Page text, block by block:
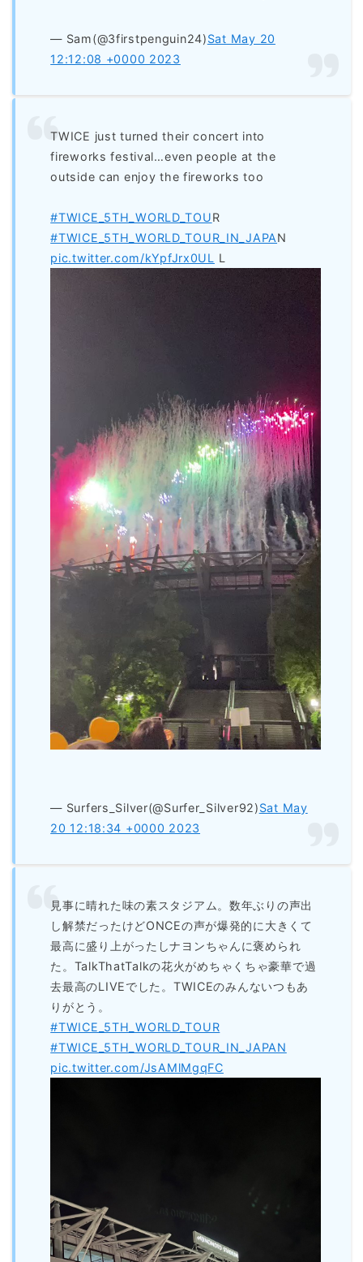
— Sam(@3firstpenguin24)Sat May 20
12:12:08 +0000 2023
TWICE just turned their concert into
fireworks festival…even people at the
outside can enjoy the fireworks too
#TWICE_5TH_WORLD_TOUR
#TWICE_5TH_WORLD_TOUR_IN_JAPAN
pic.twitter.com/kYpfJrx0UL L
— Surfers_Silver(@Surfer_Silver92)Sat May
20 12:18:34 +0000 2023
見事に晴れた味の素スタジアム。数年ぶりの声出
し解禁だったけどONCEの声が爆発的に大きくて
最高に盛り上がったしナヨンちゃんに褒められ
た。TalkThatTalkの花火がめちゃくちゃ豪華で過
去最高のLIVEでした。TWICEのみんないつもあ
りがとう。
#TWICE_5TH_WORLD_TOUR
#TWICE_5TH_WORLD_TOUR_IN_JAPAN
pic.twitter.com/JsAMlMgqFC